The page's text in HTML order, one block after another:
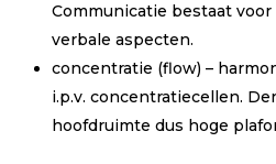
Communicatie bestaat
verbale aspecten.
concentratie (flow) –
i.p.v. concentratiecellen.
hoofdruimte dus hoge